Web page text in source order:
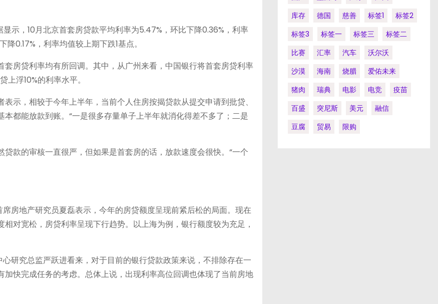
示，10月北京首套房贷款平均利率为5.47%，环比下降0.36%，利率
0.17%，利率均值较上期下跌1基点。
房贷利率均有所回调。其中，从广州来看，中国银行将首套房贷利率
浮10%的利率水平。
示，相较于今年上半年，当前个人住房按揭贷款从提交申请到批贷、
都能放款到账。“一是很多存量单子上半年就消化得差不多了；二是
款的审核一直很严，但如果是首套房的话，放款速度会很快。“一个
房地产研究员夏磊表示，今年的房贷额度呈现前紧后松的局面。现在
对宽松，房贷利率呈现下行趋势。以上海为例，银行额度较为充足，
研究总监严跃进看来，对于目前的银行贷款政策来说，不排除存在一
快完成任务的考虑。总体上说，出现利率高位回调也体现了当前房地
库存
德国 慈善 标签1
标签2
标签3
标签一 标签三
标签二
比赛
汇率 汽车
沃尔沃
沙漠
海南 烧腊
爱佑未来
猪肉
瑞典 电影 电竞
疫苗
百盛
突尼斯 美元
融信
豆腐
贸易 限购